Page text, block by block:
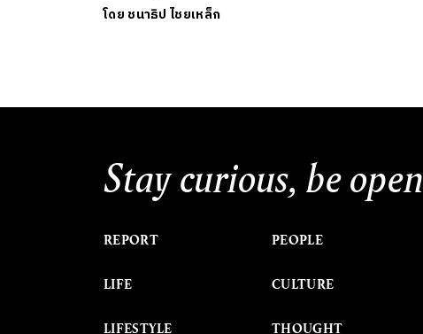
โดย ชนาธิป ไชยเหล็ก
Stay curious, be open
REPORT
LIFE
LIFESTYLE
PEOPLE
CULTURE
THOUGHT